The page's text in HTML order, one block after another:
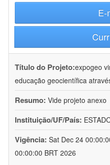
E-
Título do Projeto:expogeo
educação geocientífica
Resumo: Vide projeto anexo
Instituição/UF/País:
Vigência: Sat Dec 24
00:00:00 BRT 2026